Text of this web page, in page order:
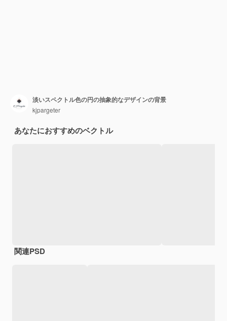
淡いスペクトル色の円の抽象的なデザインの背景
kjpargeter
あなたにおすすめのベクトル
関連PSD